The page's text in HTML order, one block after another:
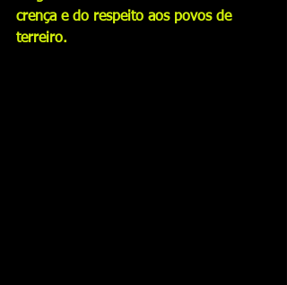
crença e do respeito aos povos de
terreiro.